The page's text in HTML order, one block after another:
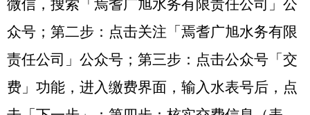
微信，搜索「焉耆广旭水务有限责任公司」公
众号；第二步：点击关注「焉耆广旭水务有限
责任公司」公众号；第三步：点击公众号「交
费」功能，进入缴费界面，输入水表号后，点